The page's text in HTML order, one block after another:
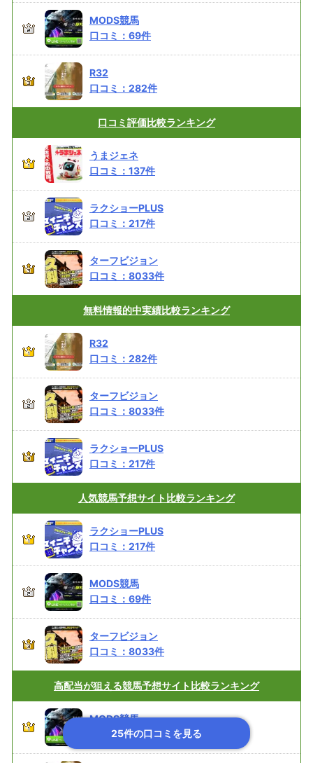
25件の口コミを見る
MODS競馬
口コミ： 69件
R32
口コミ： 282件
口コミ評価比較ランキング
うまジェネ
口コミ： 137件
ラクショーPLUS
口コミ： 217件
ターフビジョン
口コミ： 8033件
無料情報的中実績比較ランキング
R32
口コミ： 282件
ターフビジョン
口コミ： 8033件
ラクショーPLUS
口コミ： 217件
人気競馬予想サイト 比較ランキング
ラクショーPLUS
口コミ： 217件
MODS競馬
口コミ： 69件
ターフビジョン
口コミ： 8033件
高配当が狙える競馬予想サイト比較ランキング
MODS競馬
口コミ：69件